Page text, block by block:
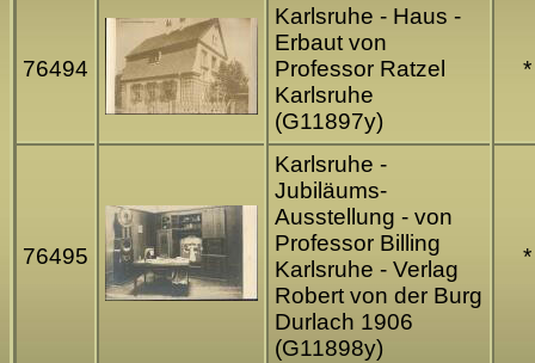
76494
Karlsruhe - Haus -
Erbaut von
Professor Ratzel
Karlsruhe
(G11897y)
*
76495
Karlsruhe -
Jubiläums-
Ausstellung - von
Professor Billing
Karlsruhe - Verlag
Robert von der Burg
Durlach 1906
(G11898y)
*